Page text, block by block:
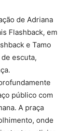
de Adriana
Flashback, em
e Tamo
escuta,
público com
A praça
onde